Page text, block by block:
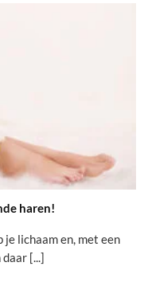
haren!
lichaam en, met een
[...]